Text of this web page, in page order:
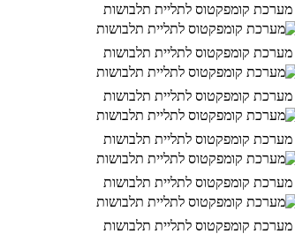
מערכת קומפקטוס לתליית תלבושות
מערכת קומפקטוס לתליית תלבושות
מערכת קומפקטוס לתליית תלבושות
מערכת קומפקטוס לתליית תלבושות
מערכת קומפקטוס לתליית תלבושות
מערכת קומפקטוס לתליית תלבושות